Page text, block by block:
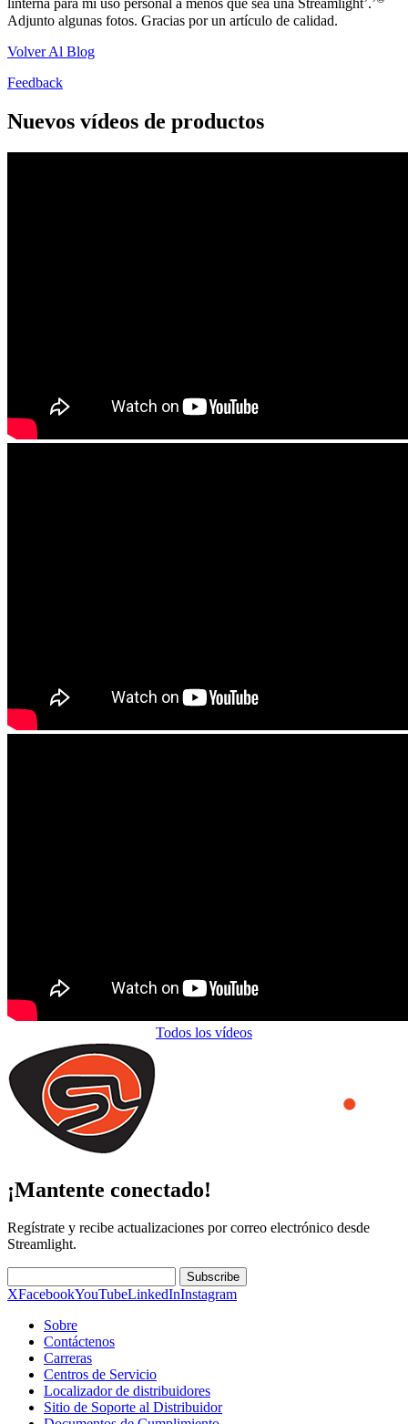
linterna para mi uso personal a menos que sea una Streamlight’.’
Adjunto algunas fotos. Gracias por un artículo de calidad.
Volver Al Blog
Feedback
Nuevos vídeos de productos
Todos los vídeos
¡Mantente conectado!
Regístrate y recibe actualizaciones por correo electrónico desde
Streamlight.
Subscribe
XFacebookYouTubeLinkedInInstagram
Sobre
Contáctenos
Carreras
Centros de Servicio
Localizador de distribuidores
Sitio de Soporte al Distribuidor